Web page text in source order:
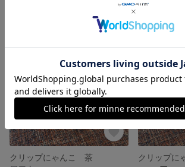
クリップにゃんこ 茶
クリップ